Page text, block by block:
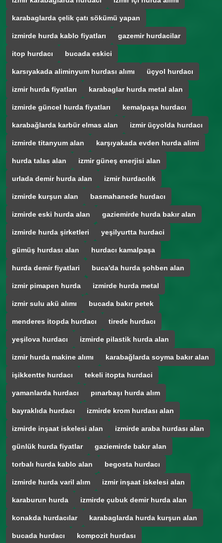
karabaglarda çelik çatı sökümü yapan
izmirde hurda kablo fiyatları gazemir hurdacilar
itop hurdacı bucada eskici
karsıyakada aliminyum hurdası alımı üçyol hurdacı
izmir hurda fiyatları karabaglar hurda metal alan
izmirde güncel hurda fiyatları kemalpaşa hurdacı
karabağlarda karbür elmas alan izmir üçyolda hurdacı
izmirde titanyum alan karşıyakada evden hurda alimi
hurda talas alan izmir güneş enerjisi alan
urlada demir hurda alan izmir hurdacılık
izmirde kurşun alan basmahanede hurdacı
izmirde eski hurda alan gaziemirde hurda bakır alan
izmirde hurda şirketleri yeşilyurtta hurdaci
gümüş hurdası alan hurdacı kamalpaşa
hurda demir fiyatlari buca'da hurda şohben alan
izmir pimapen hurda izmirde hurda metal
izmir sulu akü alımı bucada bakır petek
menderes itopda hurdacı tirede hurdacı
yeşilova hurdacı izmirde pilastik hurda alan
izmir hurda makine alımı karabağlarda soyma bakır alan
işikkentte hurdacı tekeli itopta hurdaci
yamanlarda hurdacı pınarbaşı hurda alım
bayraklıda hurdacı izmirde krom hurdası alan
izmirde inşaat iskelesi alan izmirde araba hurdası alan
günlük hurda fiyatlar gaziemirde bakır alan
torbalı hurda kablo alan begosta hurdacı
izmirde hurda varil alım izmir inşaat iskelesi alan
karaburun hurda izmirde çubuk demir hurda alan
konakda hurdacılar karabaglarda hurda kurşun alan
bucada hurdacı kompozit hurdası